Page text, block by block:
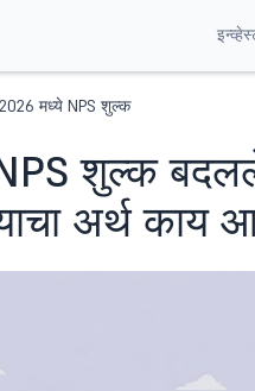
2026 मध्ये NPS शुल्क
शुल्क
अर्थ काय